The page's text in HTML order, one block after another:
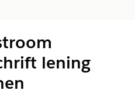
lening